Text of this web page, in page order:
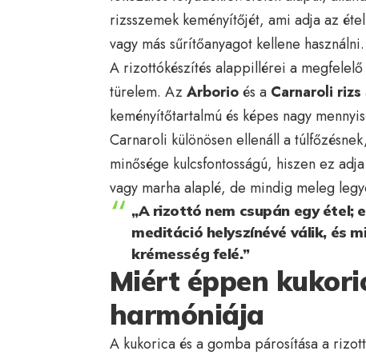
rizsszemek keményítőjét, ami adja az
vagy más sűrítőanyagot kellene használni.
A rizottókészítés alappillérei a
türelem. Az Arborioés a Carnaroli rizs
keményítőtartalmú és képes nagy
Carnaroli különösen ellenáll a
minősége kulcsfontosságú, hiszen ez
vagy marha alaplé, de mindig meleg
„A rizottó nem csupán egy étel;
meditáció helyszínévé válik, és
krémesség felé.”
Miért éppen
harmóniája
A kukorica és a gomba párosítása a